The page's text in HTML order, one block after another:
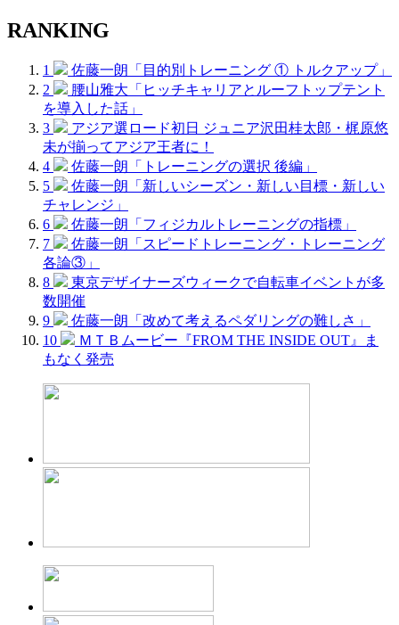
RANKING
1
佐藤一朗「目的別トレーニング ① トルクアップ」
2
腰山雅大「ヒッチキャリアとルーフトップテント
を導入した話」
3
アジア選ロード初日 ジュニア沢田桂太郎・梶原悠
未が揃ってアジア王者に！
4
佐藤一朗「トレーニングの選択 後編」
5
佐藤一朗「新しいシーズン・新しい目標・新しい
チャレンジ」
6
佐藤一朗「フィジカルトレーニングの指標」
7
佐藤一朗「スピードトレーニング・トレーニング
各論③」
8
東京デザイナーズウィークで自転車イベントが多
数開催
9
佐藤一朗「改めて考えるペダリングの難しさ」
10
ＭＴＢムービー『FROM THE INSIDE OUT』ま
もなく発売